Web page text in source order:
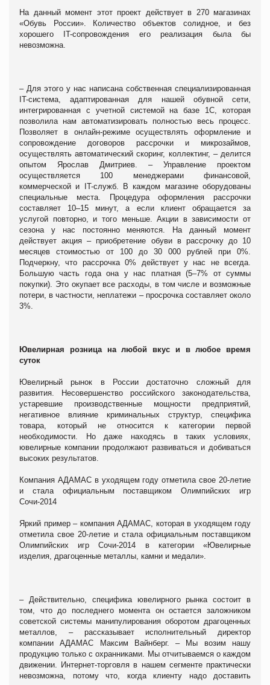
На данный момент этот проект действует в 270 магазинах
«Обувь России». Количество объектов солидное, и без
хорошего IT-сопровождения его реализация была бы
невозможна.
– Для этого у нас написана собственная специализированная
IT-система, адаптированная для нашей обувной сети,
интегрированная с учетной системой на базе 1С, которая
позволила нам автоматизировать полностью весь процесс.
Позволяет в онлайн-режиме осуществлять оформление и
сопровождение договоров рассрочки и микрозаймов,
осуществлять автоматический скоринг, коллектинг, – делится
опытом Ярослав Дмитриев. – Управление проектом
осуществляется 100 менеджерами финансовой,
коммерческой и IT-служб. В каждом магазине оборудованы
специальные места. Процедура оформления рассрочки
составляет 10–15 минут, а если клиент обращается за
услугой повторно, и того меньше. Акции в зависимости от
сезона у нас постоянно меняются. На данный момент
действует акция – приобретение обуви в рассрочку до 10
месяцев стоимостью от 100 до 30 000 рублей при 0%.
Подчеркну, что рассрочка 0% действует у нас не всегда.
Большую часть года она у нас платная (5–7% от суммы
покупки). Это окупает все расходы, в том числе и возможные
потери, в частности, неплатежи – просрочка составляет около
3%.
Ювелирная розница на любой вкус и в любое время
суток
Ювелирный рынок в России достаточно сложный для
развития. Несовершенство российского законодательства,
устаревшие производственные мощности предприятий,
негативное влияние криминальных структур, специфика
товара, который не относится к категории первой
необходимости. Но даже находясь в таких условиях,
ювелирные компании продолжают развиваться и добиваться
высоких результатов.
Компания АДАМАС в уходящем году отметила свое 20-летие
и стала официальным поставщиком Олимпийских игр
Сочи-2014
Яркий пример – компания АДАМАС, которая в уходящем году
отметила свое 20-летие и стала официальным поставщиком
Олимпийских игр Сочи-2014 в категории «Ювелирные
изделия, драгоценные металлы, камни и медали».
– Действительно, специфика ювелирного рынка состоит в
том, что до последнего момента он остается заложником
советской системы манипулирования оборотом драгоценных
металлов, – рассказывает исполнительный директор
компании АДАМАС Максим Вайнберг. – Мы возим нашу
продукцию только с охранниками. Мы отчитываемся о каждом
движении. Интернет-торговля в нашем сегменте практически
невозможна, потому что, когда клиенту надо доставить